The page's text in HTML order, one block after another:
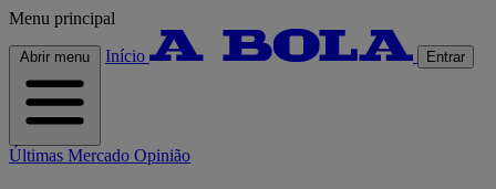
Menu principal
Abrir menu Início Entrar
Últimas Mercado Opinião